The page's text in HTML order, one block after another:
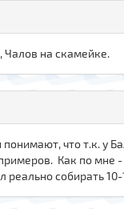
Чалов на скамейке.
что т.к. у
Как по
собирать